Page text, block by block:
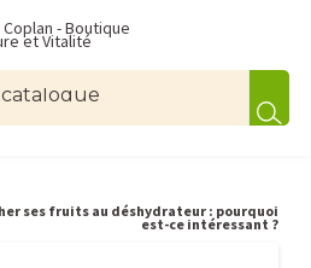
ses fruits au déshydrateur : pourquoi
est-ce intéressant ?